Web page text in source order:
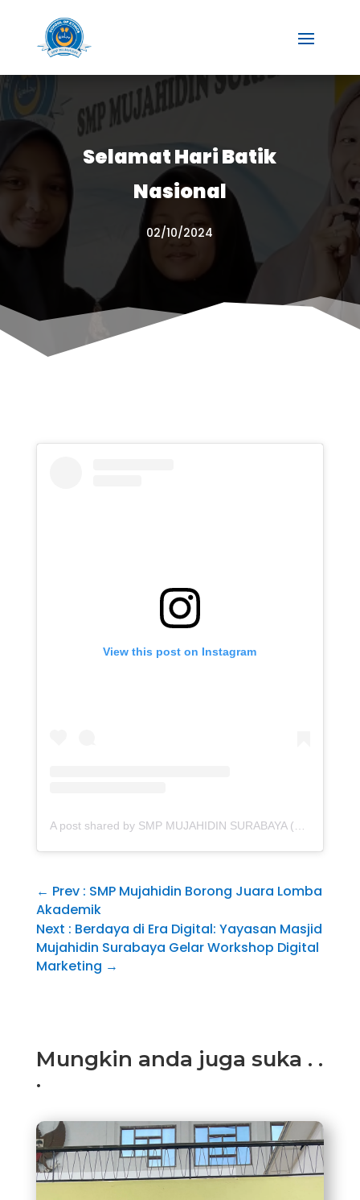
Selamat Hari Batik
Nasional
02/10/2024
View this post on Instagram
← Prev : SMP Mujahidin Borong Juara Lomba
Akademik
Next : Berdaya di Era Digital: Yayasan Masjid
Mujahidin Surabaya Gelar Workshop Digital
Marketing →
Mungkin anda juga suka . .
.